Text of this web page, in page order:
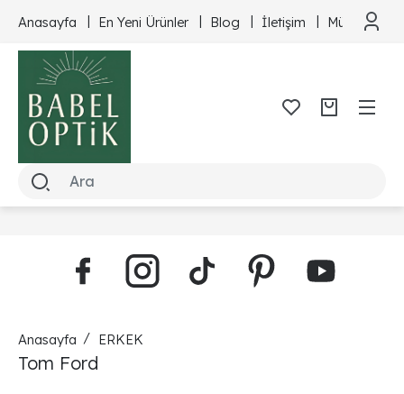
Anasayfa En Yeni Ürünler Blog İletişim Müşteri
Anasayfa ERKEK
Tom Ford